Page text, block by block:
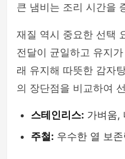
큰 냄비는 조리 시간을
재질 역시 중요한 선택
전달이 균일하고 유지
래 유지해 따뜻한 감자
의 장단점을 비교하여
스테인리스: 가벼움,
주철: 우수한 열 보